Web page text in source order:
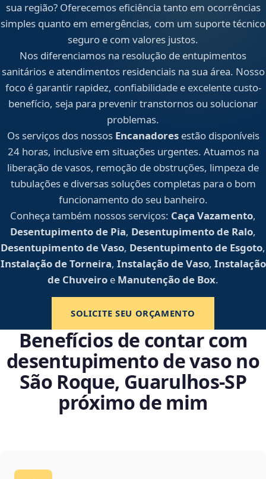
sua região? Oferecemos eficiência tanto em ocorrências
simples quanto em emergências, com um suporte técnico
seguro e com valores justos.
Nos diferenciamos na resolução de entupimentos
sanitários e atendimentos residenciais na sua área. Nosso
foco é garantir rapidez, confiabilidade e excelente custo-
benefício, seja para prevenir transtornos ou solucionar
problemas.
Os serviços dos nossos Encanadoresestão disponíveis
24 horas, inclusive em situações urgentes. Atuamos na
liberação de vasos, remoção de obstruções, limpeza de
tubulações e diversas soluções completas para o bom
funcionamento do seu banheiro.
Conheça também nossos serviços: Caça Vazamento,
Desentupimento de Pia, Desentupimento de Ralo,
Desentupimento de Vaso, Desentupimento de Esgoto,
Instalação de Torneira, Instalação de Vaso, Instalação
de Chuveiro e Manutenção de Box.
SOLICITE SEU ORÇAMENTO
Benefícios de contar com
desentupimento de vaso no
São Roque, Guarulhos‑SP
próximo de mim